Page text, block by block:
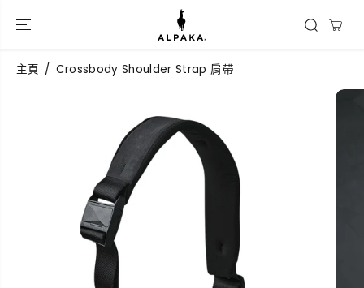
跳到內容
主頁 Crossbody Shoulder Strap 肩帶